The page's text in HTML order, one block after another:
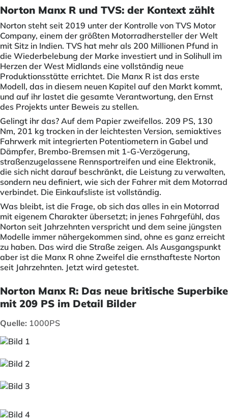
Norton Manx R und TVS: der Kontext zählt
Norton steht seit 2019 unter der Kontrolle von TVS Motor
Company, einem der größten Motorradhersteller der Welt
mit Sitz in Indien. TVS hat mehr als 200 Millionen Pfund in
die Wiederbelebung der Marke investiert und in Solihull im
Herzen der West Midlands eine vollständig neue
Produktionsstätte errichtet. Die Manx R ist das erste
Modell, das in diesem neuen Kapitel auf den Markt kommt,
und auf ihr lastet die gesamte Verantwortung, den Ernst
des Projekts unter Beweis zu stellen.
Gelingt ihr das? Auf dem Papier zweifellos. 209 PS, 130
Nm, 201 kg trocken in der leichtesten Version, semiaktives
Fahrwerk mit integrierten Potentiometern in Gabel und
Dämpfer, Brembo-Bremsen mit 1-G-Verzögerung,
straßenzugelassene Rennsportreifen und eine Elektronik,
die sich nicht darauf beschränkt, die Leistung zu verwalten,
sondern neu definiert, wie sich der Fahrer mit dem Motorrad
verbindet. Die Einkaufsliste ist vollständig.
Was bleibt, ist die Frage, ob sich das alles in ein Motorrad
mit eigenem Charakter übersetzt; in jenes Fahrgefühl, das
Norton seit Jahrzehnten verspricht und dem seine jüngsten
Modelle immer nähergekommen sind, ohne es ganz erreicht
zu haben. Das wird die Straße zeigen. Als Ausgangspunkt
aber ist die Manx R ohne Zweifel die ernsthafteste Norton
seit Jahrzehnten. Jetzt wird getestet.
Norton Manx R: Das neue britische Superbike
mit 209 PS im Detail Bilder
Quelle: 1000PS